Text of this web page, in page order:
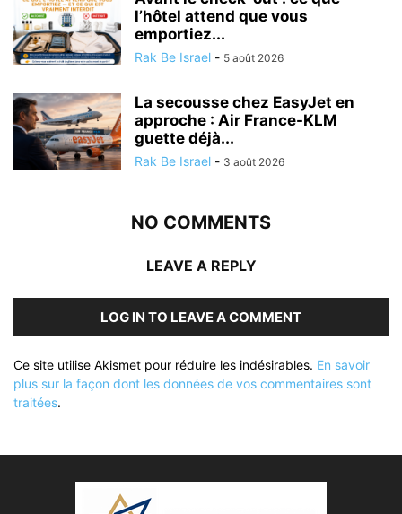
l’hôtel attend que vous
emportiez...
Rak Be Israel - 5 août 2026
La secousse chez EasyJet en
approche : Air France-KLM
guette déjà...
Rak Be Israel - 3 août 2026
NO COMMENTS
LEAVE A REPLY
LOG IN TO LEAVE A COMMENT
Ce site utilise Akismet pour réduire les indésirables. En savoir
plus sur la façon dont les données de vos commentaires sont
traitées.